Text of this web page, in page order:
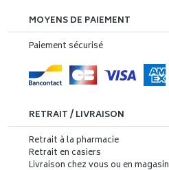
MOYENS DE PAIEMENT
Paiement sécurisé
RETRAIT / LIVRAISON
Retrait à la pharmacie
Retrait en casiers
Livraison chez vous ou en magasin